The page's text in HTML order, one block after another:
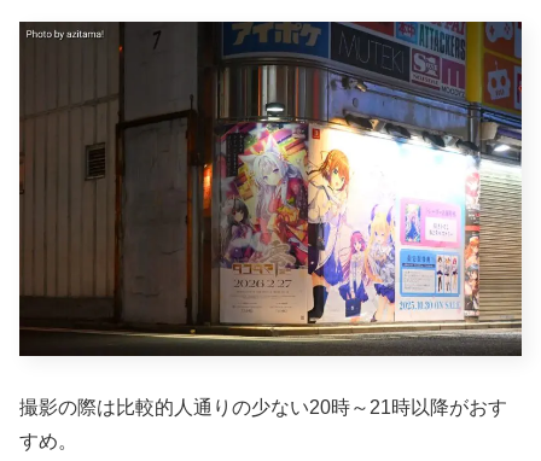
撮影の際は比較的人通りの少ない20時～21時以降がおす
すめ。